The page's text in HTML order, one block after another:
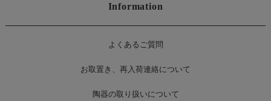
Information
よくあるご質問
お取置き、再入荷連絡について
陶器の取り扱いについて